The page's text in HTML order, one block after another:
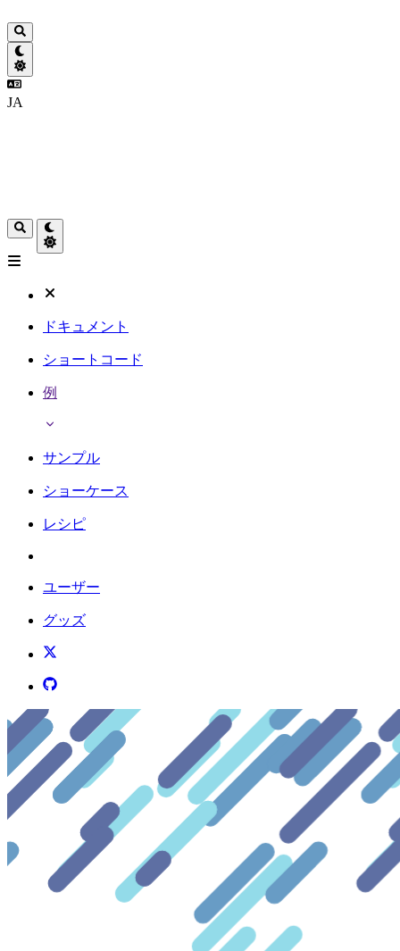
JA
ドキュメント
ショートコード
例
サンプル
ショーケース
レシピ
ユーザー
グッズ